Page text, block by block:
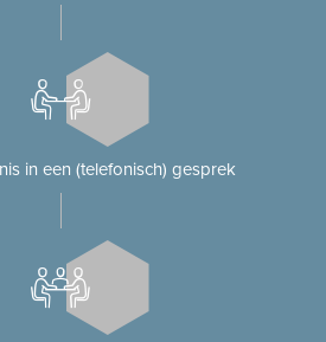
in een (telefonisch) gesprek